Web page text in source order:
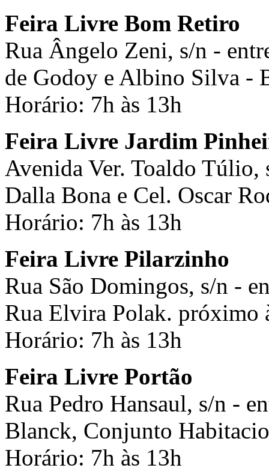
Feira Livre Bom Retiro
Rua Ângelo Zeni, s/n -
de Godoy e Albino Silva -
Horário: 7h às 13h
Feira Livre Jardim
Avenida Ver. Toaldo Túlio,
Dalla Bona e Cel. Oscar
Horário: 7h às 13h
Feira Livre Pilarzinho
Rua São Domingos, s/n -
Rua Elvira Polak. próximo
Horário: 7h às 13h
Feira Livre Portão
Rua Pedro Hansaul, s/n -
Blanck, Conjunto
Horário: 7h às 13h